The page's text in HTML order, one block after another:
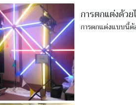
การตกแต่งด้ว
การตกแต่งแบบนี้ต้